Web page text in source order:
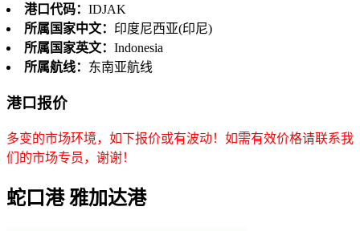
港口代码： IDJAK
所属国家中文： 印度尼西亚(印尼)
所属国家英文： Indonesia
所属航线： 东南亚航线
港口报价
多变的市场环境，如下报价或有波动！如需有效价格请联系我
们的市场专员，谢谢！
蛇口港雅加达港